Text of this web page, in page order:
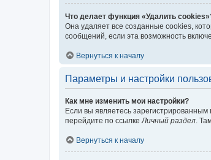
Что делает функция «Удалить
Она удаляет все созданные cookies,
сообщений, если эта возможность
Вернуться к началу
Параметры и настройки
Как мне изменить мои настройки?
Если вы являетесь
перейдите по ссылкеЛичный раздел.
Вернуться к началу